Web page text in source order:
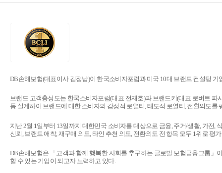
DB손해보험(대표이사 김정남)이 한국소비자포럼과 미국 10대 브랜드 컨설팅 기
브랜드 고객충성도는 한국소비자포럼(대표 전재호)과 브랜드키(대표 로버트 파
동 설계하여 브랜드에 대한 소비자의 감정적 로열티,태도적 로열티,전환의도를
지난2월 1 일부터 13일까지 대한민국 소비자를 대상으로 금융 주거/생활, 가전
신뢰 브랜드 애착, 재구매 의도 타인 추천 의도 전환의도 전 항목 모두 1 위로 평
DB손해보험은 「고객과 함께 행복한 사회를 추구하는 글로벌 보험금융그룹
할 수 있는 기업이 되고자 노력하고 있다.